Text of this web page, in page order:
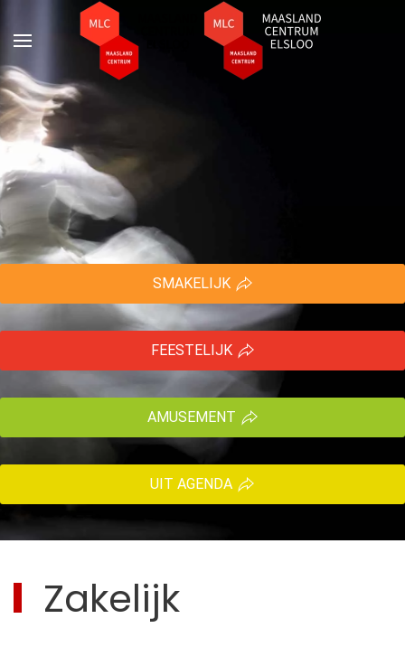
Terug naar hoofdinhoud
SMAKELIJK
FEESTELIJK
AMUSEMENT
UIT AGENDA
Zakelijk